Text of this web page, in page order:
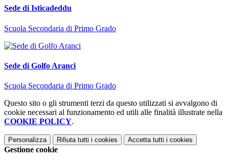
Sede di Isticadeddu
Scuola Secondaria di Primo Grado
Sede di Golfo Aranci
Scuola Secondaria di Primo Grado
Questo sito o gli strumenti terzi da questo utilizzati si avvalgono di
cookie necessari al funzionamento ed utili alle finalità illustrate nella
COOKIE POLICY.
Personalizza Rifiuta tutti i cookies Accetta tutti i cookies
Gestione cookie